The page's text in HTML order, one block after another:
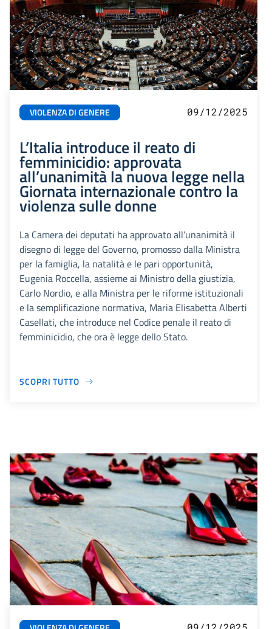
VIOLENZA DI GENERE 09/12/2025
L’Italia introduce il reato di
femminicidio: approvata
all’unanimità la nuova legge nella
Giornata internazionale contro la
violenza sulle donne
La Camera dei deputati ha approvato all’unanimità il
disegno di legge del Governo, promosso dalla Ministra
per la famiglia, la natalità e le pari opportunità,
Eugenia Roccella, assieme ai Ministro della giustizia,
Carlo Nordio, e alla Ministra per le riforme istituzionali
e la semplificazione normativa, Maria Elisabetta Alberti
Casellati, che introduce nel Codice penale il reato di
femminicidio, che ora è legge dello Stato.
SCOPRI TUTTO